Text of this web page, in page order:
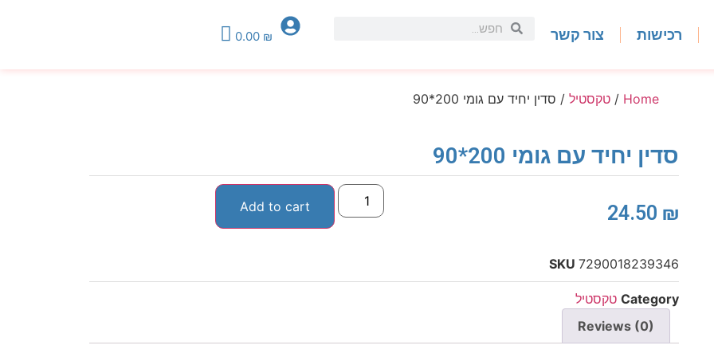
רכישות צור קשר 0.00 ₪
Home
/טקסטיל / סדין יחיד עם גומי 200*90
סדין יחיד עם גומי 200*90
24.50 ₪
Add to cart
SKU7290018239346
Category טקסטיל
Reviews (0)